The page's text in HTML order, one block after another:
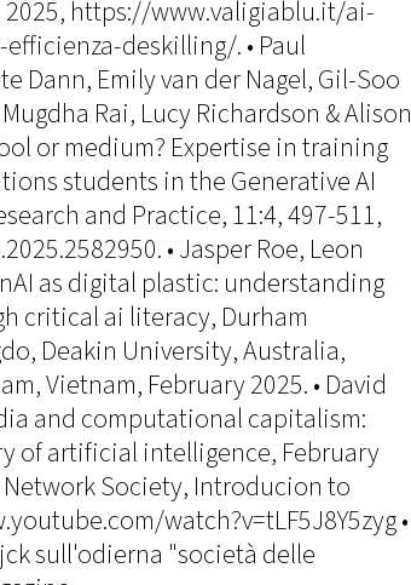
https://www.valigiablu.it/ai-
deskilling/. • Paul
Dann, Emily van der Nagel, Gil-Soo
Rai, Lucy Richardson & Alison
or medium? Expertise in training
students in the Generative AI
and Practice, 11:4, 497-511,
• Jasper Roe, Leon
as digital plastic: understanding
critical ai literacy, Durham
Deakin University, Australia,
Vietnam, February 2025. • David
and computational capitalism:
of artificial intelligence, February
Network Society, Introducion to
watch?v=tLF5J8Y5zyg •
sull'odierna "società delle